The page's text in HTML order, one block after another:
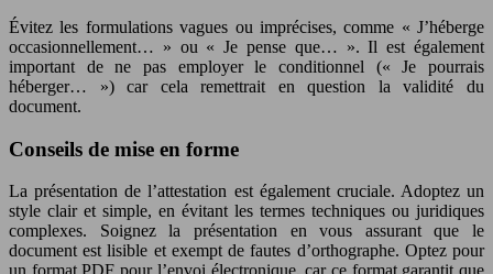
Évitez les formulations vagues ou imprécises, comme « J’héberge
occasionnellement… » ou « Je pense que… ». Il est également
important de ne pas employer le conditionnel (« Je pourrais
héberger… ») car cela remettrait en question la validité du
document.
Conseils de mise en forme
La présentation de l’attestation est également cruciale. Adoptez un
style clair et simple, en évitant les termes techniques ou juridiques
complexes. Soignez la présentation en vous assurant que le
document est lisible et exempt de fautes d’orthographe. Optez pour